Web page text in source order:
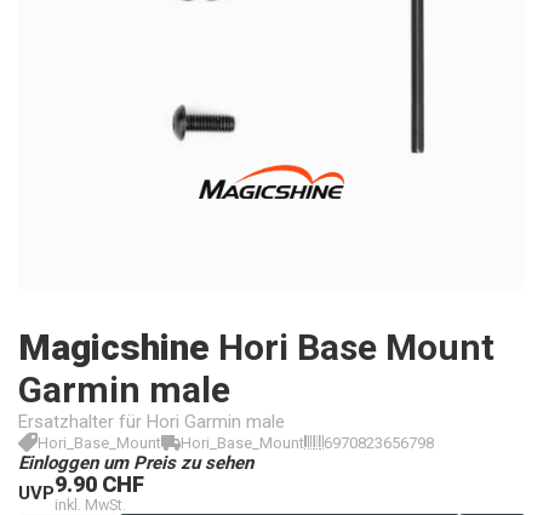
Magicshine Hori Base Mount
Garmin male
Ersatzhalter für Hori Garmin male
Hori_Base_Mount Hori_Base_Mount 6970823656798
Einloggen um Preis zu sehen
UVP9.90 CHF
inkl. MwSt.